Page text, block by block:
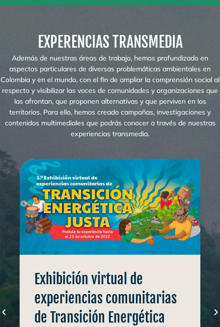
EXPERENCIAS TRANSMEDIA
Además de nuestras áreas de trabajo, hemos profundizado en
aspectos particulares de diversas problemáticas ambientales en
Colombia y en el mundo, con el fin de ampliar la comprensión social al
respecto y visibilizar las voces de comunidades y organizaciones que
las afrontan, que proponen alternativas y que perviven en los
territorios. Para ello, hemos creado campañas, investigaciones y
contenidos multimediales que podrás conocer a través de nuestras
experiencias transmedia.
Exhibición virtual de
experiencias comunitarias
de Transición Energética